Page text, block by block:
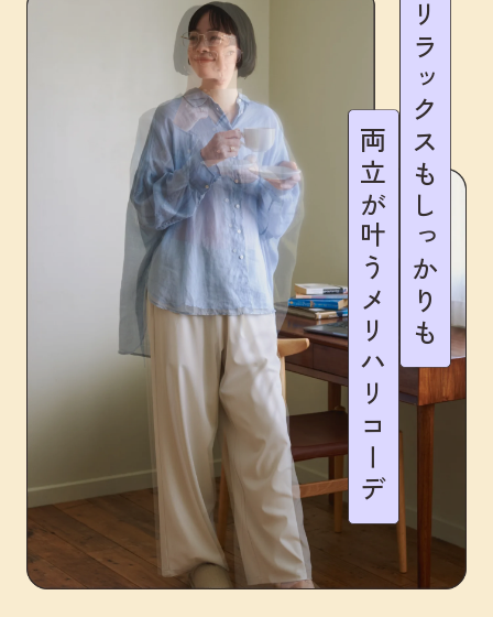
リラックスもしっかりも
両立が叶うメリハリコーデ